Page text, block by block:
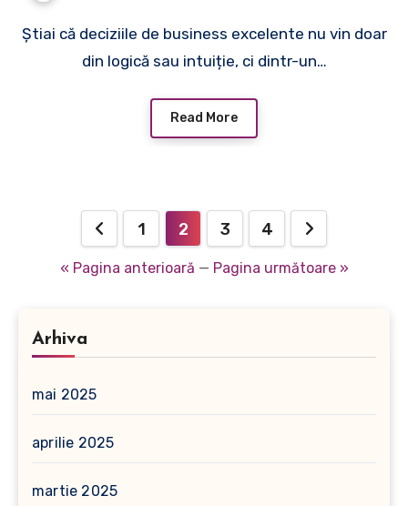
Știai că deciziile de business excelente nu vin doar
din logică sau intuiție, ci dintr-un…
Read More
Paginație
articole
1 2 3 4
« Pagina anterioară — Pagina următoare »
Arhiva
mai 2025
aprilie 2025
martie 2025